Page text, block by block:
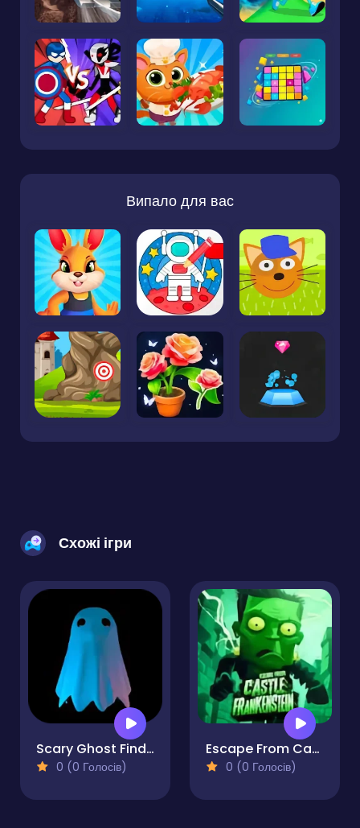
Випало для вас
Схожі ігри
Scary Ghost Finder
0 (0 Голосів)
Escape From Castle Frankenstein
0 (0 Голосів)